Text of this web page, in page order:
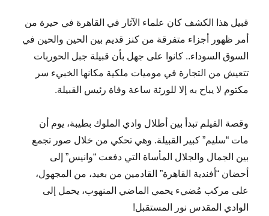
قبيل هذا الكشف كان علماء الآثار في القاهرة في حيرة من
أمر ظهور أجزاء متفرقة من كنز قديم بين الحين والحين في
السوق السوداء.. كانوا على جهل بأن قبيلة جبل الحوربات
تتعيش من التجارة في موميات ملكية مكانها الخبيء سر
مكتوم لا يباح به إلا للورثة ساعة وفاة رئيس القبيلة.
وقصة الفيلم تبدأ بين أطلال وادي الملوك بطيبة، يوم أن
مات “سليم” كبير القبيلة. وهي تحكي من خلال صور تجمع
بين الجمال والجلال المأساة التي دفعت “وانيس” إلى
أحضان “أفندية القاهرة” القادمين من بعيد، من المجهول،
على مركب مُضيء يحمي الماضي المنهوب، يحمل إلى
الوادي المقدس نور المستقبل!